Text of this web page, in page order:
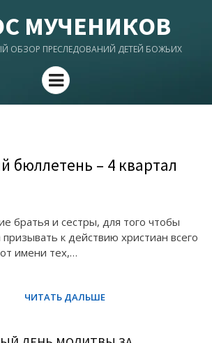
МУЧЕНИКОВ
ОБЗОР ПРЕСЛЕДОВАНИЙ ДЕТЕЙ БОЖЬИХ
Menu
бюллетень – 4 квартал
братья и сестры, для того чтобы
к действию христиан всего
имени тех,…